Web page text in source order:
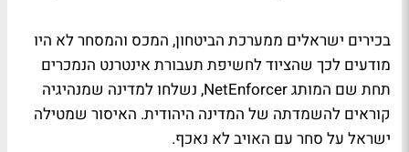
בכירים ישראלים ממערכת הביטחון, המכס והמסחר לא היו
מודעים לכך שהציוד לחשיפת תעבורת אינטרנט הנמכרים
תחת שם המותג NetEnforcer, נשלחו למדינה שמנהיגיה
קוראים להשמדתה של המדינה היהודית. האיסור שמטילה
ישראל על סחר עם האויב לא נאכף.